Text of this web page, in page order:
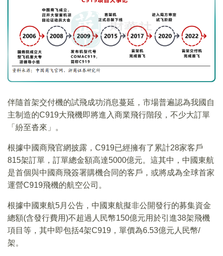
伴隨首架交付機的試飛成功消息蔓延，市場普遍認為我國自
主制造的C919大飛機即將進入商業飛行階段，不少大訂單
「紛至沓來」。
根據中國商飛官網披露，C919已經擁有了累計28家客戶
815架訂單，訂單總金額高達5000億元。這其中，中國東航
是首個與中國商飛簽署購機合同的客戶，或將成為全球首家
運營C919飛機的航空公司。
根據中國東航5月公告，中國東航擬非公開發行的募集資金
總額(含發行費用)不超過人民幣150億元用於引進38架飛機
項目等，其中即包括4架C919，單價為6.53億元人民幣/
架。